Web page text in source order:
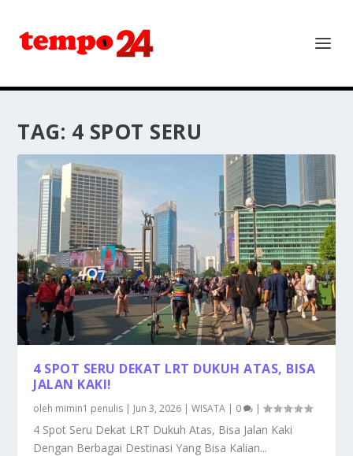
TAG: 4 SPOT SERU
4 SPOT SERU DEKAT LRT DUKUH ATAS, BISA
JALAN KAKI!
oleh mimin1 penulis | Jun 3, 2026 |WISATA | 0 |
4 Spot Seru Dekat LRT Dukuh Atas, Bisa Jalan Kaki
Dengan Berbagai Destinasi Yang Bisa Kalian...